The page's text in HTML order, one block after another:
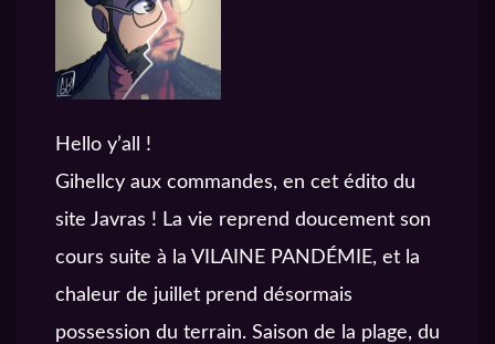
Hello y’all !
Gihellcy aux commandes, en cet édito du
site Javras ! La vie reprend doucement son
cours suite à la VILAINE PANDÉMIE, et la
chaleur de juillet prend désormais
possession du terrain. Saison de la plage, du